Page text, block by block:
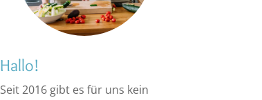
Hallo!
Seit 2016 gibt es für uns kein